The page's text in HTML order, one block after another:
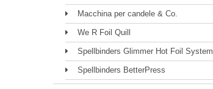
Macchina per candele & Co.
We R Foil Quill
Spellbinders Glimmer Hot Foil System
Spellbinders BetterPress